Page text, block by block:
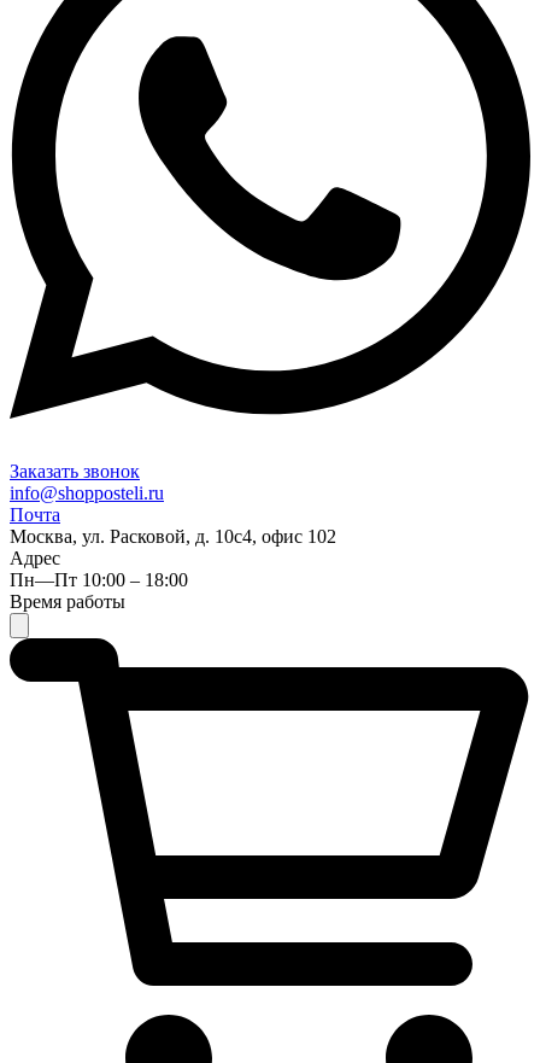
Заказать звонок
info@shopposteli.ru
Почта
Москва, ул. Расковой, д. 10с4, офис 102
Адрес
Пн—Пт 10:00 – 18:00
Время работы